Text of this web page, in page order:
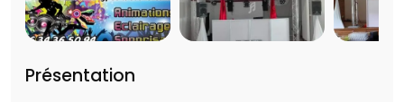
Présentation